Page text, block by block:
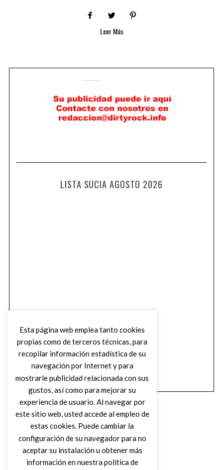
Leer Más
LISTA SUCIA AGOSTO 2026
Esta página web emplea tanto cookies
propias como de terceros técnicas, para
recopilar información estadística de su
navegación por Internet y para
mostrarle publicidad relacionada con sus
gustos, así como para mejorar su
experiencia de usuario. Al navegar por
este sitio web, usted accede al empleo de
estas cookies. Puede cambiar la
configuración de su navegador para no
aceptar su instalación u obtener más
información en nuestra política de